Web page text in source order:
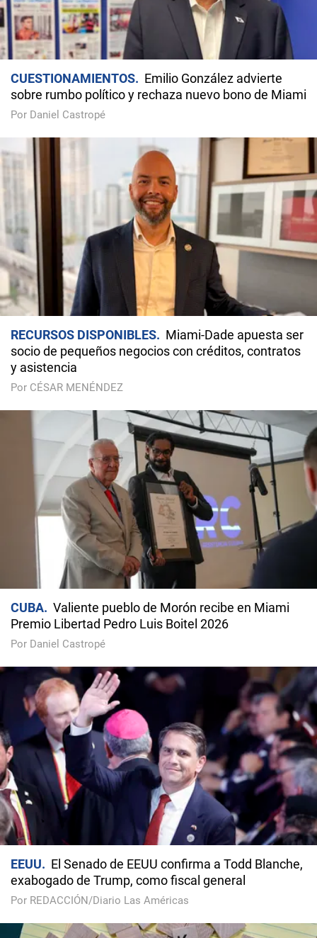
CUESTIONAMIENTOS
Emilio González advierte
sobre rumbo político y rechaza nuevo bono de Miami
Por Daniel Castropé
RECURSOS DISPONIBLES
Miami-Dade apuesta ser
socio de pequeños negocios con créditos, contratos
y asistencia
Por CÉSAR MENÉNDEZ
CUBA
Valiente pueblo de Morón recibe en Miami
Premio Libertad Pedro Luis Boitel 2026
Por Daniel Castropé
EEUU
El Senado de EEUU confirma a Todd Blanche,
exabogado de Trump, como fiscal general
Por REDACCIÓN/Diario Las Américas